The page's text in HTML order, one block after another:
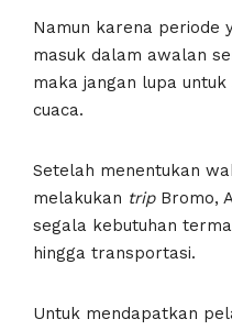
Namun karena periode
masuk dalam awalan
maka jangan lupa
cuaca.
Setelah menentukan
melakukan tripBromo,
segala kebutuhan
hingga transportasi.
Untuk mendapatkan